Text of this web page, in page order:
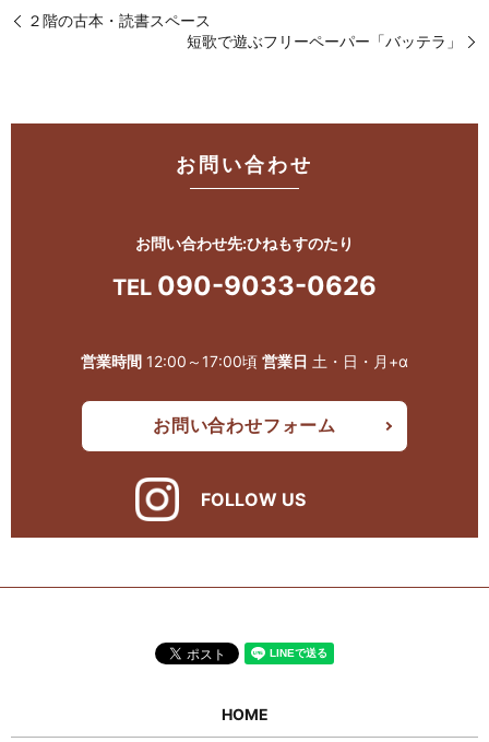
２階の古本・読書スペース
短歌で遊ぶフリーペーパー「バッテラ」
お問い合わせ
お問い合わせ先:ひねもすのたり
TEL 090-9033-0626
営業時間 12:00～17:00頃 営業日 土・日・月+α
お問い合わせフォーム
FOLLOW US
HOME